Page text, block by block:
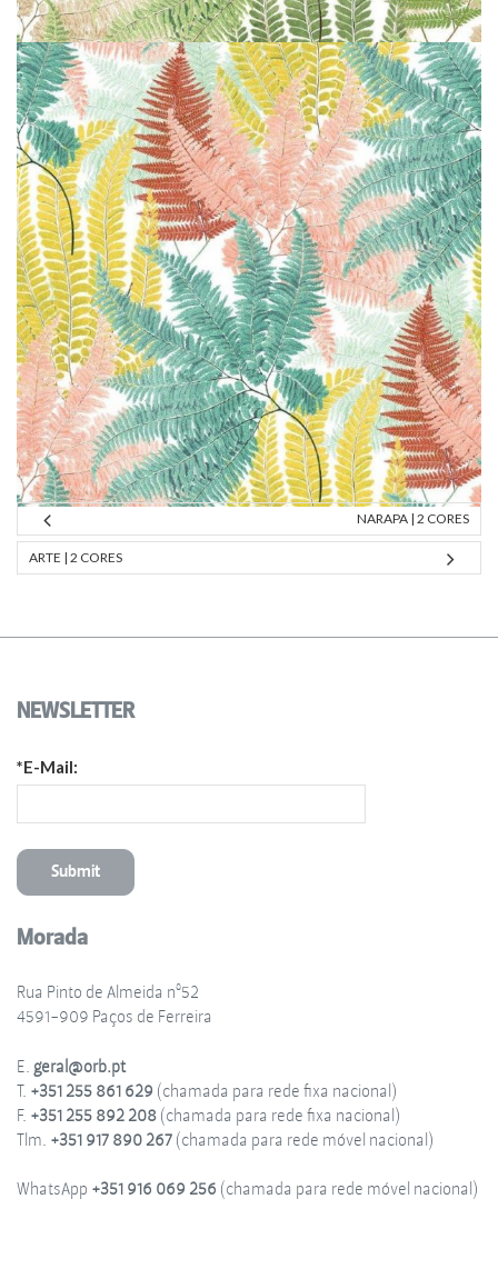
NARAPA | 2 CORES
ARTE | 2 CORES
NEWSLETTER
*E-Mail:
Morada
Rua Pinto de Almeida nº52
4591-909 Paços de Ferreira
E. geral@orb.pt
T. +351 255 861 629 (chamada para rede fixa nacional)
F. +351 255 892 208(chamada para rede fixa nacional)
Tlm. +351 917 890 267(chamada para rede móvel nacional)
WhatsApp +351 916 069 256 (chamada para rede móvel nacional)